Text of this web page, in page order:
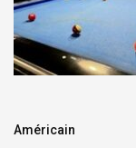
Américain